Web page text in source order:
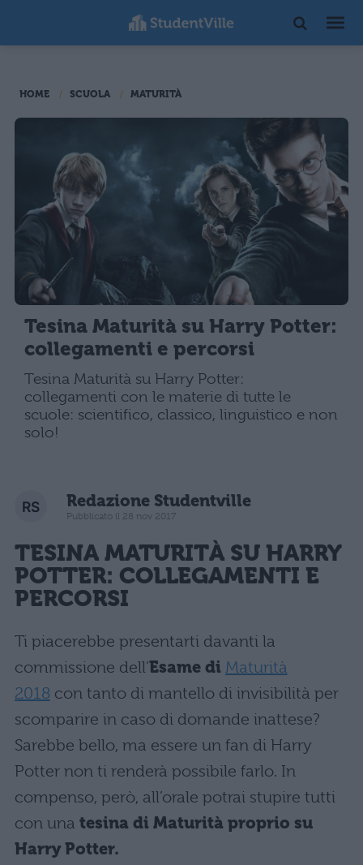
HOME SCUOLA MATURITÀ
Tesina Maturità su Harry Potter:
collegamenti e percorsi
Tesina Maturità su Harry Potter:
collegamenti con le materie di tutte le
scuole: scientifico, classico, linguistico e non
solo!
Redazione Studentville
Pubblicato il 28 nov 2017
TESINA MATURITÀ SU HARRY
POTTER: COLLEGAMENTI E
PERCORSI
Ti piacerebbe presentarti davanti la
commissione dell’Esame di Maturità
2018 con tanto di mantello di invisibilità per
scomparire in caso di domande inattese?
Sarebbe bello, ma essere un fan di Harry
Potter non ti renderà possibile farlo. In
compenso, però, all’orale potrai stupire tutti
con una tesina di Maturità proprio su
Harry Potter.